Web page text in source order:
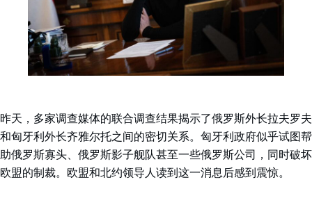
昨天，多家调查媒体的联合调查结果揭示了俄罗斯外长拉夫罗夫
和匈牙利外长齐雅尔托之间的密切关系。匈牙利政府似乎试图帮
助俄罗斯寡头、俄罗斯影子舰队甚至一些俄罗斯公司，同时破坏
欧盟的制裁。欧盟和北约领导人读到这一消息后感到震惊。